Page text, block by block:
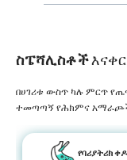
ስፔሻሊስቶች
በሀገሪቱ ውስጥ ካሉ ምርጥ
ተመጣጣኝ የሕክምና
የባሪያትሪክ